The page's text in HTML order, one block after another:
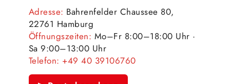
Adresse: Bahrenfelder Chaussee 80,
22761 Hamburg
Öffnungszeiten: Mo–Fr 8:00–18:00 Uhr ·
Sa 9:00–13:00 Uhr
Telefon: +49 40 39106760